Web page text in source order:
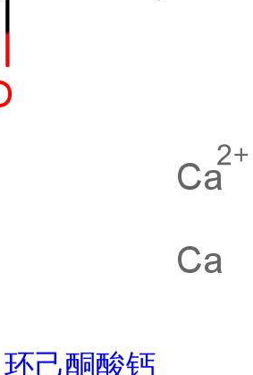
己酮酸钙